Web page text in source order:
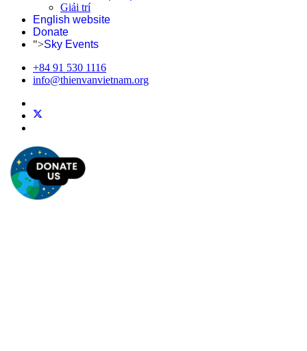
Giải trí
English website
Donate
">Sky Events
+84 91 530 1116
info@thienvanvietnam.org